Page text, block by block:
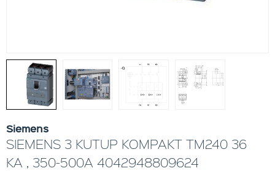
Siemens
SIEMENS 3 KUTUP KOMPAKT TM240 36
KA , 350-500A 4042948809624